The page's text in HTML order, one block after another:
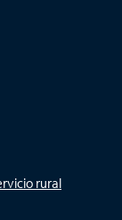
rural